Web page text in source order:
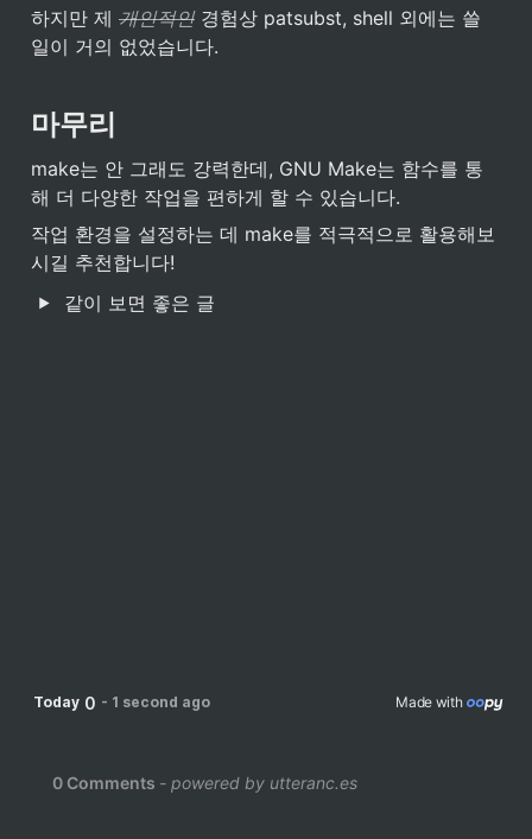
하지만 제 개인적인 경험상 patsubst, shell 외에는 쓸
일이 거의 없었습니다.
마무리
make는 안 그래도 강력한데, GNU Make는 함수를 통
해 더 다양한 작업을 편하게 할 수 있습니다.
작업 환경을 설정하는 데 make를 적극적으로 활용해보
시길 추천합니다!
같이 보면 좋은 글
Today 0 - 1 second ago Made with